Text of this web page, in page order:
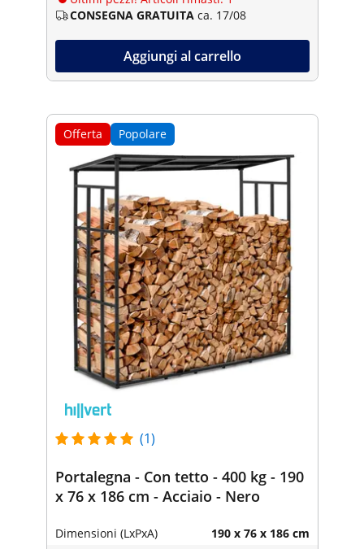
CONSEGNA GRATUITA ca. 17/08
Aggiungi al carrello
Offerta Popolare
(1)
Portalegna - Con tetto - 400 kg - 190
x 76 x 186 cm - Acciaio - Nero
Dimensioni (LxPxA) 190 x 76 x 186 cm